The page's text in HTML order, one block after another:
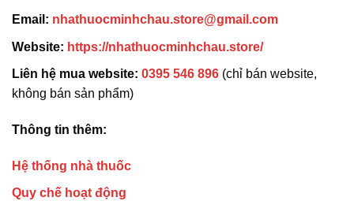
Email: nhathuocminhchau.store@gmail.com
Website: https://nhathuocminhchau.store/
Liên hệ mua website: 0395 546 896 (chỉ bán website,
không bán sản phẩm)
Thông tin thêm:
Hệ thống nhà thuốc
Quy chế hoạt động